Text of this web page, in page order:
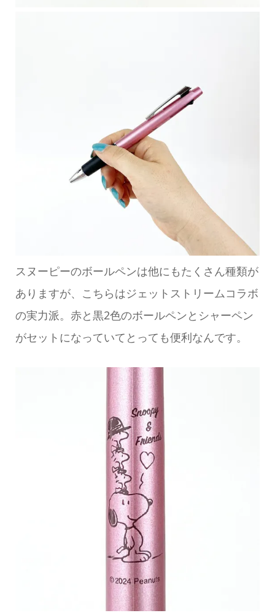
スヌーピーのボールペンは他にもたくさん種類が
ありますが、こちらはジェットストリームコラボ
の実力派。赤と黒2色のボールペンとシャーペン
がセットになっていてとっても便利なんです。